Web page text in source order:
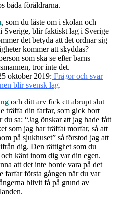
båda föräldrarna.
, som du läste om i skolan och
Sverige, blir faktiskt lag i Sverige
det betyda att det ordnar sig
kommer att skyddas?
som ska se efter barns
tror inte det.
oktober 2019: Frågor och svar
blir svensk lag.
och ditt arv fick ett abrupt slut
träffa din farfar, som gick bort
du sa: “Jag önskar att jag hade fått
som jag har träffat morfar, så att
på sjukhuset” så förstod jag att
dig. Den rättighet som du
känt inom dig var din egen.
att det inte borde vara på det
farfar första gången när du var
blivit få på grund av